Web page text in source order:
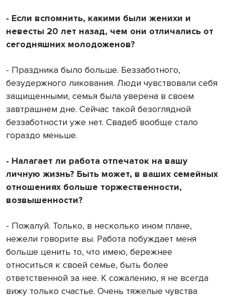
- Если вспомнить, какими были женихи и
невесты 20 лет назад, чем они отличались от
сегодняшних молодоженов?
- Праздника было больше. Беззаботного,
безудержного ликования. Люди чувствовали себя
защищенными, семья была уверена в своем
завтрашнем дне. Сейчас такой безоглядной
беззаботности уже нет. Свадеб вообще стало
гораздо меньше.
- Налагает ли работа отпечаток на вашу
личную жизнь? Быть может, в ваших семейных
отношениях больше торжественности,
возвышенности?
- Пожалуй. Только, в несколько ином плане,
нежели говорите вы. Работа побуждает меня
больше ценить то, что имею, бережнее
относиться к своей семье, быть более
ответственной за нее. К сожалению, я не всегда
вижу только счастье. Очень тяжелые чувства